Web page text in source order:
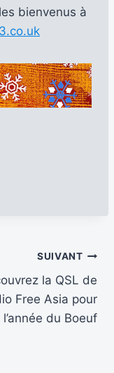
bienvenus à
SUIVANT
la QSL de
Free Asia pour
l’année du Boeuf